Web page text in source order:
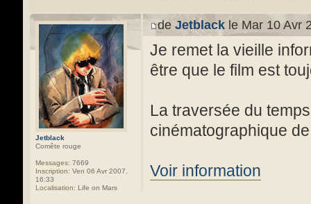
Jetblack
Comête rouge
Messages: 7669
Inscription: Ven 06 Avr 2007,
16:33
Localisation: Life on Mars
deJetblack le Mar 10 Avr
Je remet la vieille
être que le film est
La traversée du
cinématographique
Voir information